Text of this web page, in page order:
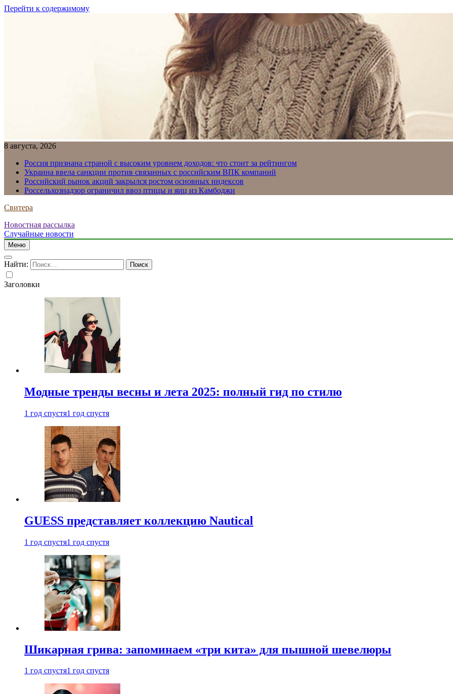
Перейти к содержимому
8 августа, 2026
Россия признана страной с высоким уровнем доходов: что стоит за рейтингом
Украина ввела санкции против связанных с российским ВПК компаний
Российский рынок акций закрылся ростом основных индексов
Россельхознадзор ограничил ввоз птицы и яиц из Камбоджи
Свитера
Новостная рассылка
Случайные новости
Меню
Найти:
Заголовки
Модные тренды весны и лета 2025: полный гид по стилю
1 год спустя1 год спустя
GUESS представляет коллекцию Nautical
1 год спустя1 год спустя
Шикарная грива: запоминаем «три кита» для пышной шевелюры
1 год спустя1 год спустя